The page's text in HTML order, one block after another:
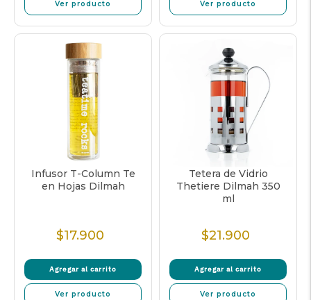
Ver producto Ver producto
Infusor T-Column Te
en Hojas Dilmah
Precio
$17.900
Agregar al carrito
Ver producto
Tetera de Vidrio
Thetiere Dilmah 350
ml
Precio
$21.900
Agregar al carrito
Ver producto